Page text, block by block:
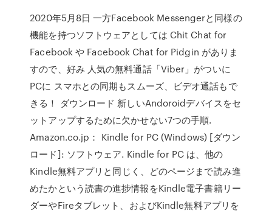
2020年5月8日 一方Facebook Messengerと同様の
機能を持つソフトウェアとしては Chit Chat for
Facebook や Facebook Chat for Pidgin がありま
すので、好み 人気の無料通話「Viber」がついに
PCに スマホとの同期もスムーズ、ビデオ通話もで
きる！ ダウンロード 新しいAndoroidデバイスをセ
ットアップするために欠かせない7つの手順.
Amazon.co.jp： Kindle for PC (Windows) [ダウン
ロード]: ソフトウェア. Kindle for PC は、他の
Kindle無料アプリと同じく、どのページまで読み進
めたかという読書の進捗情報をKindle電子書籍リー
ダーやFireタブレット、およびKindle無料アプリを